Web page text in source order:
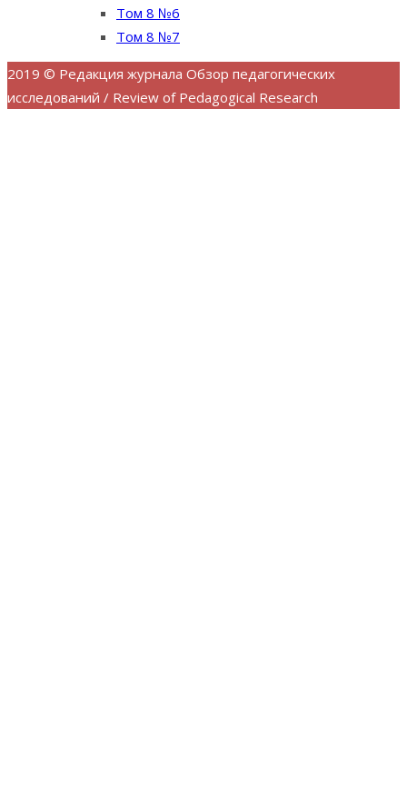
Том 8 №6
Том 8 №7
2019 © Редакция журнала Обзор педагогических
исследований / Review of Pedagogical Research